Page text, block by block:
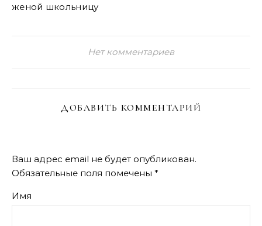
женой школьницу
Нет комментариев
ДОБАВИТЬ КОММЕНТАРИЙ
Ваш адрес email не будет опубликован.
Обязательные поля помечены *
Имя